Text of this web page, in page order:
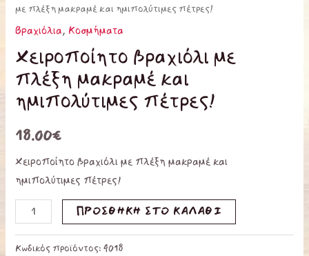
με πλέξη μακραμέ και ημιπολύτιμες πέτρες!
Βραχιόλια, Κοσμήματα
Χειροποίητο βραχιόλι με
πλέξη μακραμέ και
ημιπολύτιμες πέτρες!
18.00€
Χειροποίητο βραχιόλι με πλέξη μακραμέ και
ημιπολύτιμες πέτρες!
ΠΡΟΣΘΉΚΗ ΣΤΟ ΚΑΛΆΘΙ
Κωδικός προϊόντος:4018